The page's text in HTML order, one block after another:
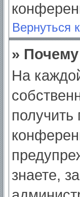
Вернуться
»
На
знаете,